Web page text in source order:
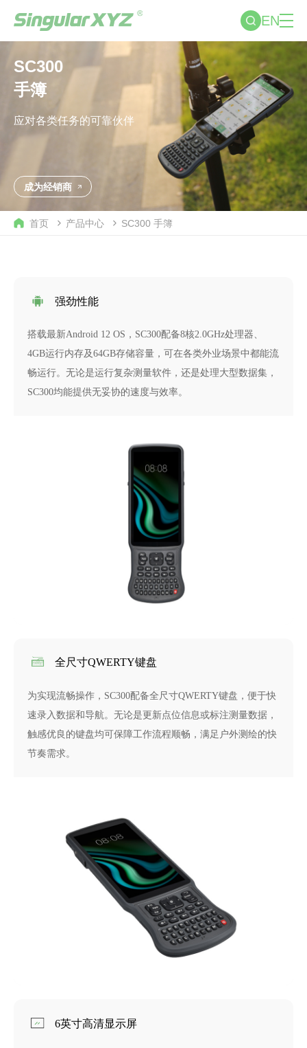
EN
SC300
手簿
应对各类任务的可靠伙伴
成为经销商
首页 产品中心 SC300手簿
强劲性能
搭载最新Android 12 OS，SC300配备8核2.0GHz处理器、
4GB运行内存及64GB存储容量，可在各类外业场景中都能流
畅运行。无论是运行复杂测量软件，还是处理大型数据集，
SC300均能提供无妥协的速度与效率。
全尺寸QWERTY键盘
为实现流畅操作，SC300配备全尺寸QWERTY键盘，便于快
速录入数据和导航。无论是更新点位信息或标注测量数据，
触感优良的键盘均可保障工作流程顺畅，满足户外测绘的快
节奏需求。
6英寸高清显示屏